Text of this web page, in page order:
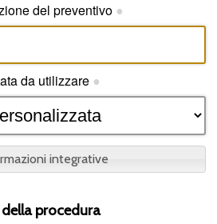
del preventivo ●
da utilizzare ●
integrative
procedura